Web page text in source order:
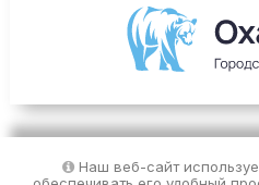
Наш веб-сайт